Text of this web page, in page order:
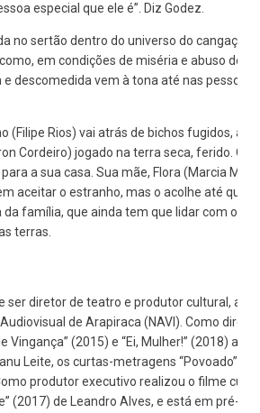
especial que ele é”. Diz Godez.
no sertão dentro do universo do cangaço.
em condições de miséria e abuso de
descomedida vem à tona até nas pessoas
(Filipe Rios) vai atrás de bichos fugidos,
Cordeiro) jogado na terra seca, ferido. O
a sua casa. Sua mãe, Flora (Marcia
aceitar o estranho, mas o acolhe até que
família, que ainda tem que lidar com o
terras.
ser diretor de teatro e produtor cultural,
de Arapiraca (NAVI). Como
Vingança” (2015) e “Ei, Mulher!” (2018)
Leite, os curtas-metragens “Povoado”
produtor executivo realizou o filme
(2017) de Leandro Alves, e está em pré-